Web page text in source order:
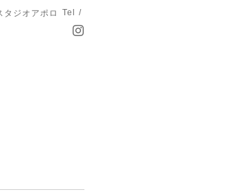
タジオアポロ Tel /